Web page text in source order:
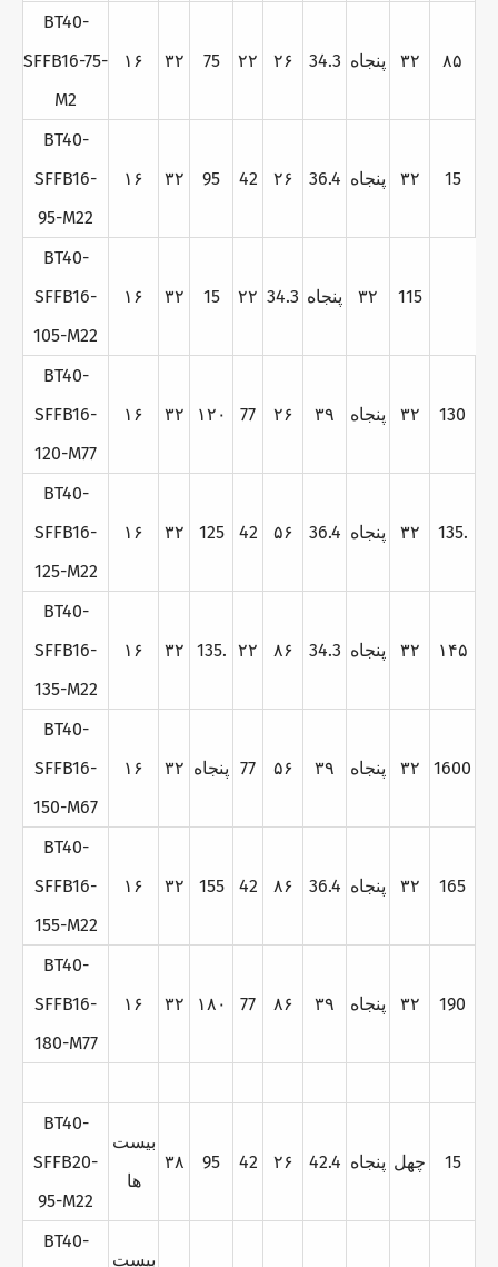
BT40-
SFFB16-75-
M2
۱۶ ۳۲ 75 ۲۲ ۲۶ 34.3 پنجاه ۳۲ ۸۵
BT40-
SFFB16-
95-M22
۱۶ ۳۲ 95 42 ۲۶ 36.4 پنجاه ۳۲ 15
BT40-
SFFB16-
105-M22
۱۶ ۳۲ 15 ۲۲ 34.3 پنجاه ۳۲ 115
BT40-
SFFB16-
120-M77
۱۶ ۳۲ ۱۲۰ 77 ۲۶ ۳۹ پنجاه ۳۲ 130
BT40-
SFFB16-
125-M22
۱۶ ۳۲ 125 42 ۵۶ 36.4 پنجاه ۳۲ 135.
BT40-
SFFB16-
135-M22
۱۶ ۳۲ 135. ۲۲ ۸۶ 34.3 پنجاه ۳۲ ۱۴۵
BT40-
SFFB16-
150-M67
۱۶ ۳۲ پنجاه 77 ۵۶ ۳۹ پنجاه ۳۲ 1600
BT40-
SFFB16-
155-M22
۱۶ ۳۲ 155 42 ۸۶ 36.4 پنجاه ۳۲ 165
BT40-
SFFB16-
180-M77
۱۶ ۳۲ ۱۸۰ 77 ۸۶ ۳۹ پنجاه ۳۲ 190
BT40-
SFFB20-
95-M22
بيست
ها
۳۸ 95 42 ۲۶ 42.4 پنجاه چهل 15
BT40-
بيست